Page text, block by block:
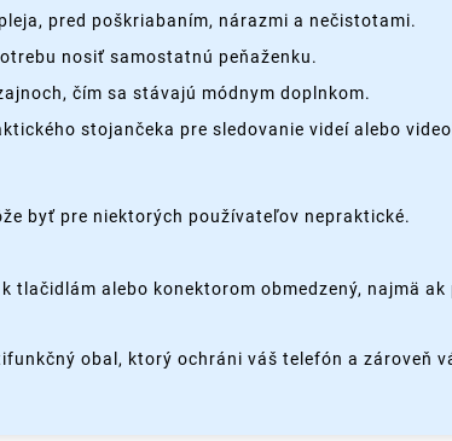
pred poškriabaním, nárazmi a nečistotami.
nosiť samostatnú peňaženku.
čím sa stávajú módnym doplnkom.
stojančeka pre sledovanie videí alebo
byť pre niektorých používateľov nepraktické.
alebo konektorom obmedzený, najmä ak
obal, ktorý ochráni váš telefón a zároveň